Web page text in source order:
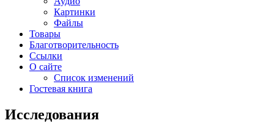
Картинки
Файлы
Товары
Благотворительность
Ссылки
О сайте
Список изменений
Гостевая книга
Исследования